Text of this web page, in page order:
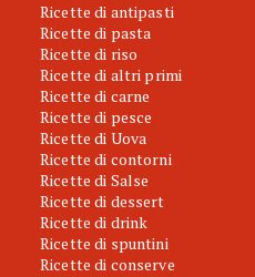
Ricette di antipasti
Ricette di pasta
Ricette di riso
Ricette di altri primi
Ricette di carne
Ricette di pesce
Ricette di Uova
Ricette di contorni
Ricette di Salse
Ricette di dessert
Ricette di drink
Ricette di spuntini
Ricette di conserve